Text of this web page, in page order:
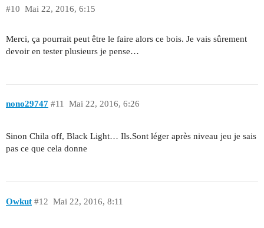
Mai 22, 2016, 6:15
#10
Merci, ça pourrait peut être le faire alors ce bois. Je vais sûrement
devoir en tester plusieurs je pense…
nono29747 Mai 22, 2016, 6:26
#11
Sinon Chila off, Black Light… Ils.Sont léger après niveau jeu je sais
pas ce que cela donne
Owkut Mai 22, 2016, 8:11
#12